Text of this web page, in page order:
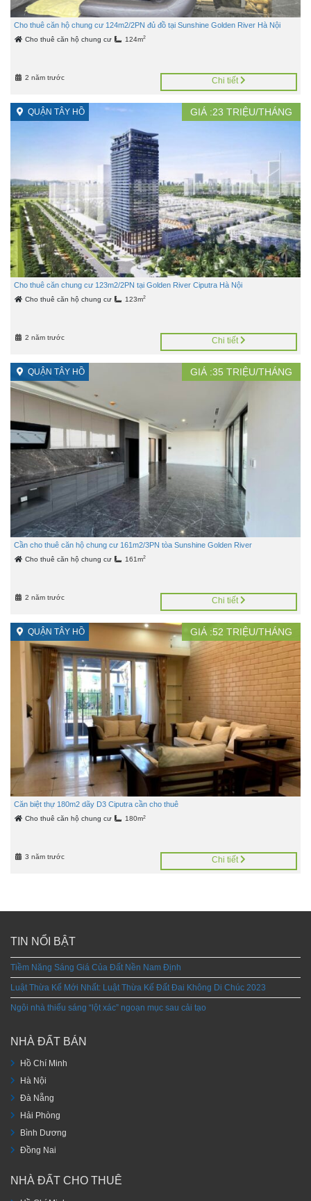
Cho thuê căn hộ chung cư 124m2/2PN đủ đồ tại Sunshine Golden River Hà Nội
Cho thuê căn hộ chung cư 124m2
2 năm trước Chi tiết
QUẬN TÂY HỒ GIÁ :23 TRIỆU/THÁNG
Cho thuê căn chung cư 123m2/2PN tại Golden River Ciputra Hà Nội
Cho thuê căn hộ chung cư 123m2
2 năm trước Chi tiết
QUẬN TÂY HỒ GIÁ :35 TRIỆU/THÁNG
Cần cho thuê căn hộ chung cư 161m2/3PN tòa Sunshine Golden River
Cho thuê căn hộ chung cư 161m2
2 năm trước Chi tiết
QUẬN TÂY HỒ GIÁ :52 TRIỆU/THÁNG
Căn biệt thự 180m2 dãy D3 Ciputra cần cho thuê
Cho thuê căn hộ chung cư 180m2
3 năm trước Chi tiết
TIN NỔI BẬT
Tiềm Năng Sáng Giá Của Đất Nền Nam Định
Luật Thừa Kế Mới Nhất: Luật Thừa Kế Đất Đai Không Di Chúc 2023
Ngôi nhà thiếu sáng “lột xác” ngoạn mục sau cải tạo
NHÀ ĐẤT BÁN
Hồ Chí Minh
Hà Nội
Đà Nẵng
Hải Phòng
Bình Dương
Đồng Nai
NHÀ ĐẤT CHO THUÊ